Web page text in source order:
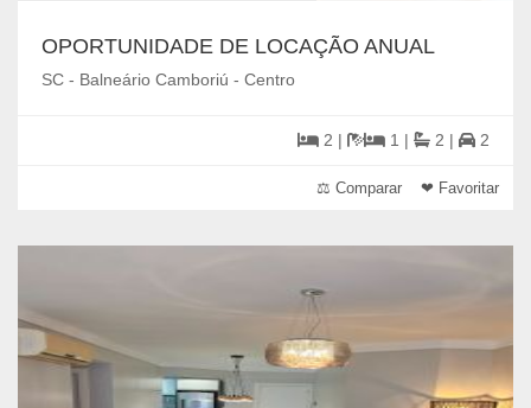
OPORTUNIDADE DE LOCAÇÃO ANUAL
SC - Balneário Camboriú - Centro
2 | 1 | 2 | 2
⚖ Comparar ❤ Favoritar